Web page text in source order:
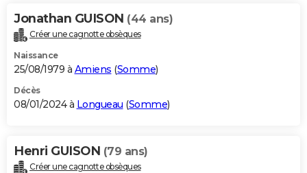
Jonathan GUISON (44 ans)
Créer une cagnotte obsèques
Naissance
25/08/1979 à Amiens (Somme)
Décès
08/01/2024 à Longueau (Somme)
Henri GUISON (79 ans)
Créer une cagnotte obsèques